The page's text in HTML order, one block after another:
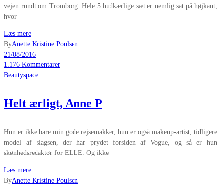
vejen rundt om Tromborg. Hele 5 hudkærlige sæt er nemlig sat på højkant,
hvor
Læs mere
ByAnette Kristine Poulsen
21/08/2016
1.176 Kommentarer
Beautyspace
Helt ærligt, Anne P
Hun er ikke bare min gode rejsemakker, hun er også makeup-artist, tidligere
model af slagsen, der har prydet forsiden af Vogue, og så er hun
skønhedsredaktør for ELLE. Og ikke
Læs mere
ByAnette Kristine Poulsen